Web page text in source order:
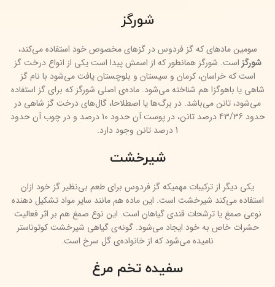
شورگز
سومین مادهای که گز فردوس در گزهای مخصوص خود استفاده می‌کند،
شورگز است. شورگز همانطور که از اسمش پیدا است یکی از انواع درخت گز
است که خراسان، کرمان و سیستان و بلوچستان یافت می‌شود با نام گز
شاهی یا باهوگزا هم شناخته می‌شود. ماده‌ی اصلی شورگز که برای گز استفاده
می‌شود، تانن می‌باشد. در برگ‌ها یا اصطلاحا، گال‌های درخت گز شاهی در
حدود 43/36 درصد تانن، در پوست آن حدود 10 درصد و در چوب آن حدود
1 درصد تانن وجود دارد.
شیرخشت
یکی دیگر از ترکیبات مهمیکه گز فردوس برای طعم بی‌نظیر گز خود ازان
استفاده می‌کند شیرخشت است. این ماده هم مانند سایر مواد تشکیل دهنده
نوعی صمغ یا ترشحات قندی گیاهان است. این نوع صمغ هم بر اثر فعالیت
حشرات خاص به خود ایجاد می‌شود. گونه‌ی گیاهی شیرخشت کوتوناستر
نامیده می‌شود که از خانواده‌ی گل سرخ است.
سفیده تخم مرغ